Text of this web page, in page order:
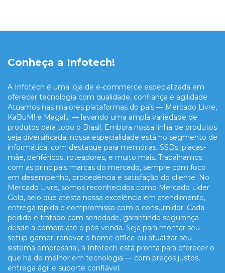
Conheça a Infotech!
A Infotech é uma loja de e-commerce especializada em
oferecer tecnologia com qualidade, confiança e agilidade.
Atuamos nas maiores plataformas do país — Mercado Livre,
KaBuM! e Magalu — levando uma ampla variedade de
produtos para todo o Brasil. Embora nossa linha de produtos
seja diversificada, nossa especialidade está no segmento de
informática, com destaque para memórias, SSDs, placas-
mãe, periféricos, roteadores, e muito mais. Trabalhamos
com as principais marcas do mercado, sempre com foco
em desempenho, procedência e satisfação do cliente. No
Mercado Livre, somos reconhecidos como Mercado Líder
Gold, selo que atesta nossa excelência em atendimento,
entrega rápida e compromisso com o consumidor. Cada
pedido é tratado com seriedade, garantindo segurança
desde a compra até o pós-venda. Seja para montar seu
setup gamer, renovar o home office ou atualizar seu
sistema empresarial, a Infotech está pronta para oferecer o
que há de melhor em tecnologia — com preços justos,
entrega ágil e suporte confiável.